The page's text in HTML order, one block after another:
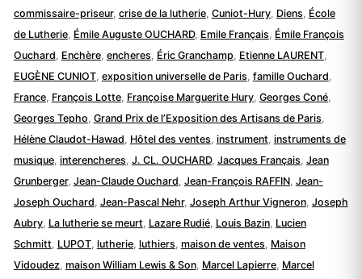
commissaire-priseur, crise de la lutherie, Cuniot-Hury, Diens, École
de Lutherie, Émile Auguste OUCHARD, Emile Français, Émile François
Ouchard, Enchère, encheres, Éric Granchamp, Etienne LAURENT,
EUGÈNE CUNIOT, exposition universelle de Paris, famille Ouchard,
France, François Lotte, Françoise Marguerite Hury, Georges Coné,
Georges Tepho, Grand Prix de l’Exposition des Artisans de Paris,
Hélène Claudot-Hawad, Hôtel des ventes, instrument, instruments de
musique, interencheres, J. CL. OUCHARD, Jacques Français, Jean
Grunberger, Jean-Claude Ouchard, Jean-François RAFFIN, Jean-
Joseph Ouchard, Jean-Pascal Nehr, Joseph Arthur Vigneron, Joseph
Aubry, La lutherie se meurt, Lazare Rudié, Louis Bazin, Lucien
Schmitt, LUPOT, lutherie, luthiers, maison de ventes, Maison
Vidoudez, maison William Lewis & Son, Marcel Lapierre, Marcel